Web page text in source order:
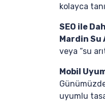
kolayca
SEO ile
Mardin Su
veya “su
Mobil
uyumlu